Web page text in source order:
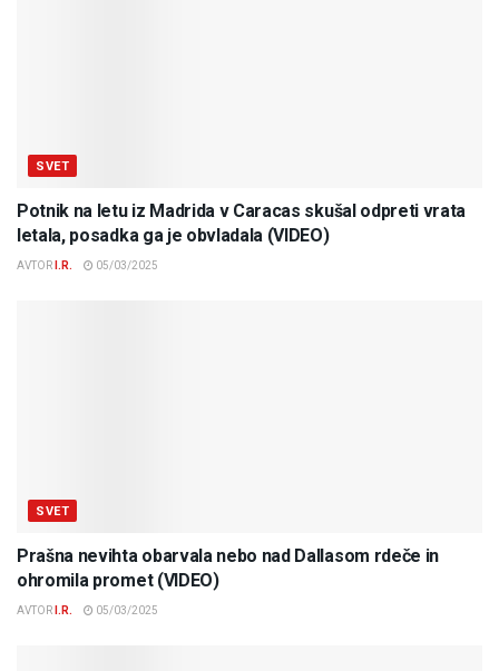
SVET
Potnik na letu iz Madrida v Caracas skušal odpreti vrata
letala, posadka ga je obvladala (VIDEO)
AVTOR I.R. 05/03/2025
SVET
Prašna nevihta obarvala nebo nad Dallasom rdeče in
ohromila promet (VIDEO)
AVTOR I.R. 05/03/2025